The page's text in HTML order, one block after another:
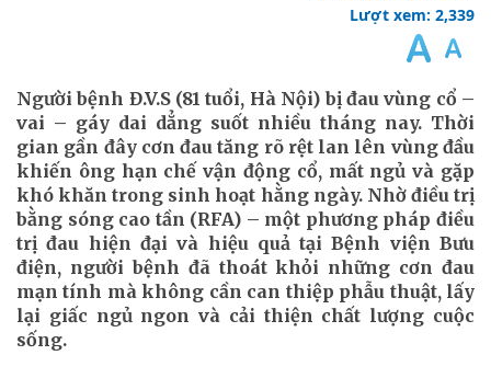
Lượt xem: 2,339
Người bệnh Đ.V.S (81 tuổi, Hà Nội) bị đau vùng cổ –
vai – gáy dai dẳng suốt nhiều tháng nay. Thời
gian gần đây cơn đau tăng rõ rệt lan lên vùng đầu
khiến ông hạn chế vận động cổ, mất ngủ và gặp
khó khăn trong sinh hoạt hằng ngày. Nhờ điều trị
bằng sóng cao tần (RFA) – một phương pháp điều
trị đau hiện đại và hiệu quả tại Bệnh viện Bưu
điện, người bệnh đã thoát khỏi những cơn đau
mạn tính mà không cần can thiệp phẫu thuật, lấy
lại giấc ngủ ngon và cải thiện chất lượng cuộc
sống.